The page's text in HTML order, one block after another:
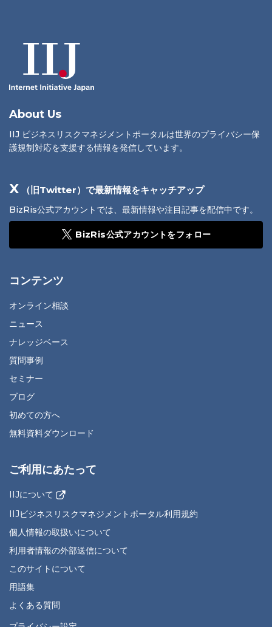
About Us
IIJ ビジネスリスクマネジメントポータルは世界のプライバシー保
護規制対応を支援する情報を発信しています。
X （旧Twitter）で最新情報をキャッチアップ
BizRis公式アカウントでは、最新情報や注目記事を配信中です。
BizRis公式アカウントをフォロー
コンテンツ
オンライン相談
ニュース
ナレッジベース
質問事例
セミナー
ブログ
初めての方へ
無料資料ダウンロード
ご利用にあたって
IIJについて
IIJビジネスリスクマネジメントポータル利用規約
個人情報の取扱いについて
利用者情報の外部送信について
このサイトについて
用語集
よくある質問